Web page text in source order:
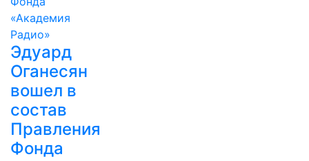
Эдуард
Оганесян
вошел в
состав
Правления
Фонда